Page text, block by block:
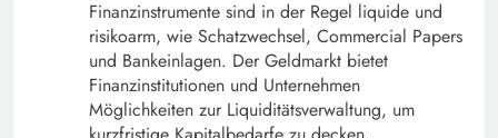
Finanzinstrumente sind in der Regel liquide und
risikoarm, wie Schatzwechsel, Commercial Papers
und Bankeinlagen. Der Geldmarkt bietet
Finanzinstitutionen und Unternehmen
Möglichkeiten zur Liquiditätsverwaltung, um